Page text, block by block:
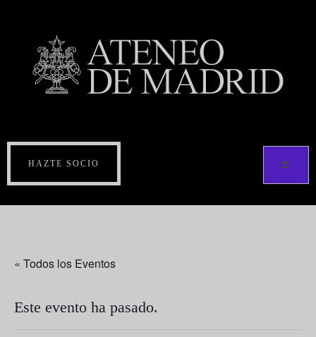
HAZTE SOCIO
« Todos los Eventos
Este evento ha pasado.